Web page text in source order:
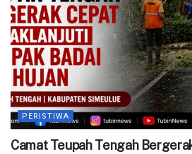
PERISTIWA
Camat Teupah Tengah